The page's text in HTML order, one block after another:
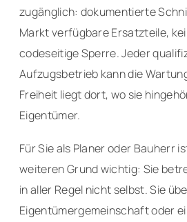
zugänglich: dokumentierte
Markt verfügbare Ersatzteile,
codeseitige Sperre. Jeder
Aufzugsbetrieb kann die
Freiheit liegt dort, wo sie
Eigentümer.
Für Sie als Planer oder Bauherr
weiteren Grund wichtig: Sie
in aller Regel nicht selbst. Sie
Eigentümergemeinschaft oder